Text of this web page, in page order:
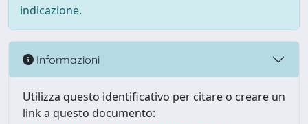
indicazione.
Informazioni
Utilizza questo identificativo per citare o creare un
link a questo documento: